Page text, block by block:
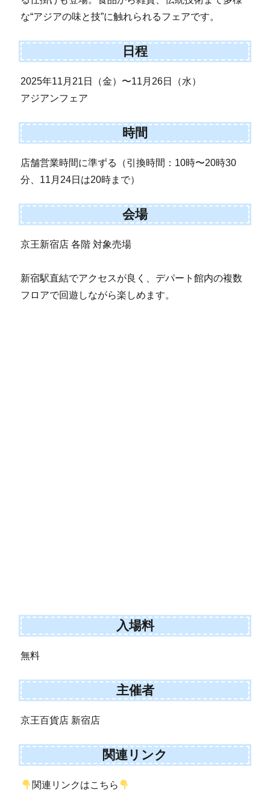
な“アジアの味と技”に触れられるフェアです。
日程
2025年11月21日（金）〜11月26日（水）
アジアンフェア
時間
店舗営業時間に準ずる（引換時間：10時〜20時30
分、11月24日は20時まで）
会場
京王新宿店 各階 対象売場
新宿駅直結でアクセスが良く、デパート館内の複数
フロアで回遊しながら楽しめます。
入場料
無料
主催者
京王百貨店 新宿店
関連リンク
関連リンクはこちら